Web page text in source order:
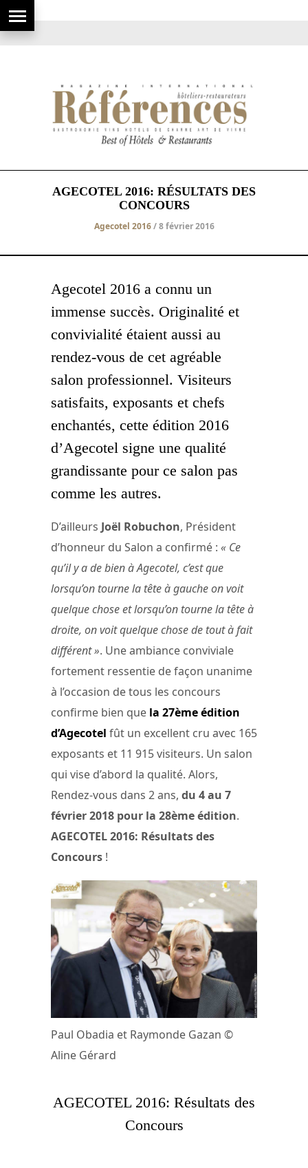
AGECOTEL 2016: RÉSULTATS DES
CONCOURS
Agecotel 2016/ 8 février 2016
Agecotel 2016 a connu un
immense succès. Originalité et
convivialité étaient aussi au
rendez-vous de cet agréable
salon professionnel. Visiteurs
satisfaits, exposants et chefs
enchantés, cette édition 2016
d’Agecotel signe une qualité
grandissante pour ce salon pas
comme les autres.
D’ailleurs Joël Robuchon, Président
d’honneur du Salon a confirmé : « Ce
qu’il y a de bien à Agecotel, c’est que
lorsqu’on tourne la tête à gauche on voit
quelque chose et lorsqu’on tourne la tête à
droite, on voit quelque chose de tout à fait
différent ». Une ambiance conviviale
fortement ressentie de façon unanime
à l’occasion de tous les concours
confirme bien que la 27ème édition
d’Agecotel fût un excellent cru avec 165
exposants et 11 915 visiteurs. Un salon
qui vise d’abord la qualité. Alors,
Rendez-vous dans 2 ans, du 4 au 7
février 2018 pour la 28ème édition.
AGECOTEL 2016: Résultats des
Concours !
Paul Obadia et Raymonde Gazan ©
Aline Gérard
AGECOTEL 2016: Résultats des
Concours